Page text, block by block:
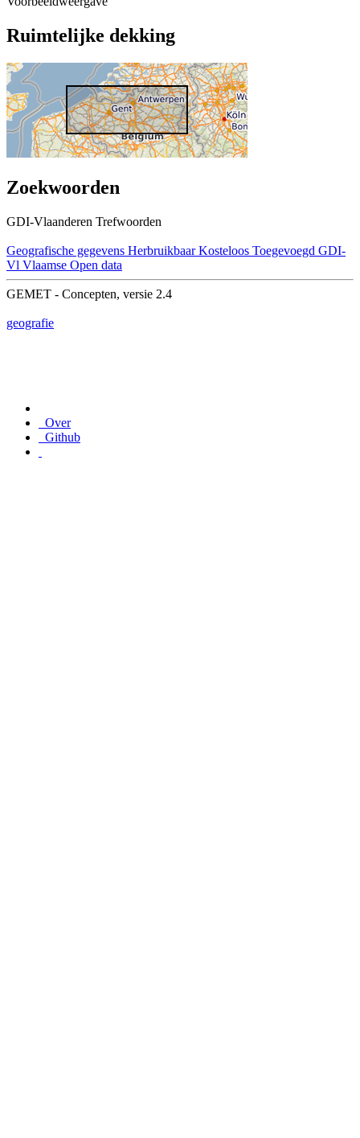
Ruimtelijke dekking
Zoekwoorden
GDI-Vlaanderen Trefwoorden
Geografische gegevens Herbruikbaar Kosteloos Toegevoegd GDI-
Vl Vlaamse Open data
GEMET - Concepten, versie 2.4
geografie
Over
Github